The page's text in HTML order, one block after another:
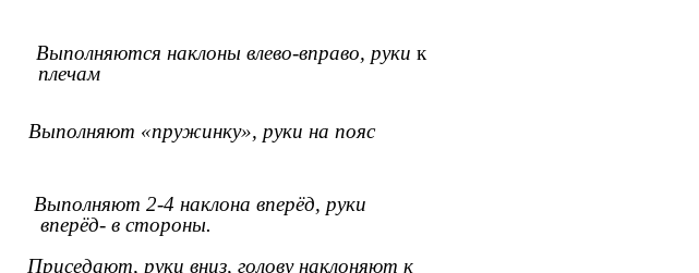
Выполняются наклоны влево-вправо, руки к
плечам
Выполняют «пружинку», руки на пояс
Выполняют 2-4 наклона вперёд, руки
Приседают, руки вниз, голову наклоняют к